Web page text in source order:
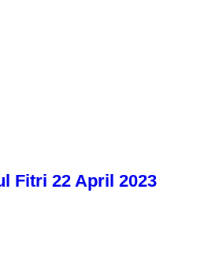
Fitri 22 April 2023